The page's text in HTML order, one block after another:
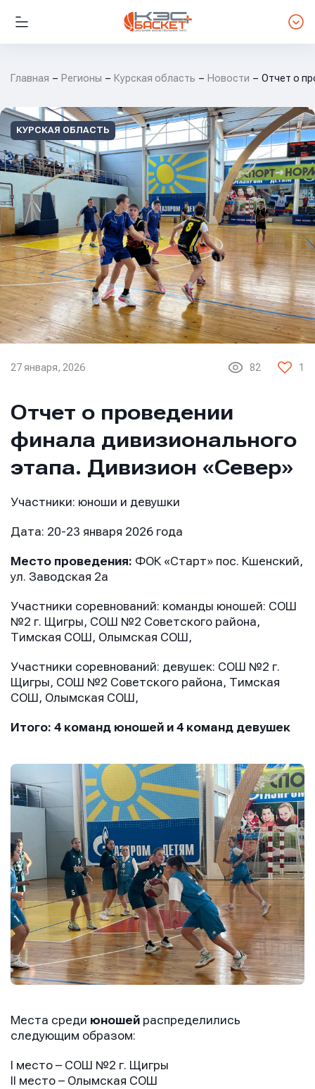
Главная Регионы Курская область Новости Отчет о
КУРСКАЯ ОБЛАСТЬ
27 января, 2026 82 1
Отчет о проведении
финала дивизионального
этапа. Дивизион «Север»
Участники: юноши и девушки
Дата: 20-23 января 2026 года
Место проведения: ФОК «Старт» пос. Кшенский,
ул. Заводская 2а
Участники соревнований: команды юношей: СОШ
№2 г. Щигры, СОШ №2 Советского района,
Тимская СОШ, Олымская СОШ,
Участники соревнований: девушек: СОШ №2 г.
Щигры, СОШ №2 Советского района, Тимская
СОШ, Олымская СОШ,
Итого: 4 команд юношей и 4 команд девушек
Места среди юношей распределились
следующим образом:
I место – СОШ №2 г. Щигры
II место – Олымская СОШ